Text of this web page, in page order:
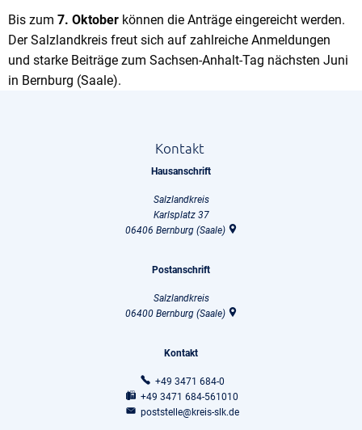
Bis zum 7. Oktober können die Anträge eingereicht werden.
Der Salzlandkreis freut sich auf zahlreiche Anmeldungen
und starke Beiträge zum Sachsen-Anhalt-Tag nächsten Juni
in Bernburg (Saale).
Kontakt
Hausanschrift
Salzlandkreis
Karlsplatz 37
06406 Bernburg (Saale)
Postanschrift
Salzlandkreis
06400 Bernburg (Saale)
Kontakt
+49 3471 684-0
+49 3471 684-561010
poststelle@kreis-slk.de